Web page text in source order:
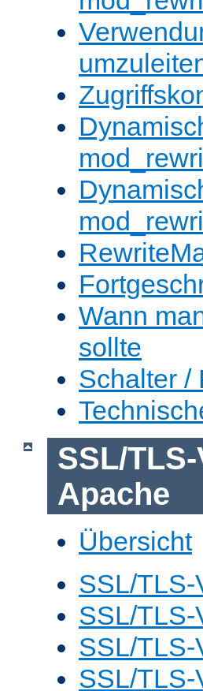
Wann
sollte
Schalter /
SSL/
Apache
Übersicht
SSL/
SSL/
SSL/
SSL/TLS-